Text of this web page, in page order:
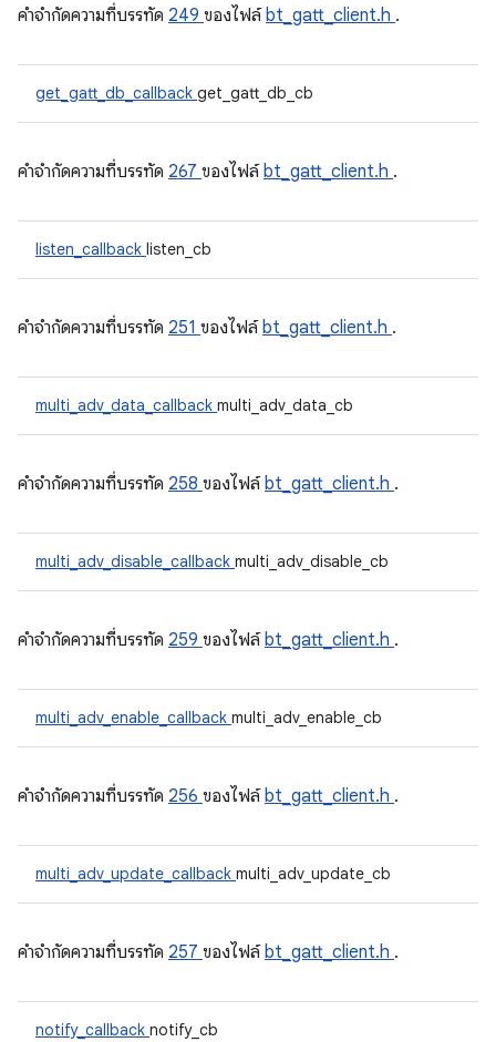
คําจํากัดความที่บรรทัด 249 ของไฟล์bt_gatt_client.h .
get_gatt_db_callback get_gatt_db_cb
คําจํากัดความที่บรรทัด 267 ของไฟล์bt_gatt_client.h .
listen_callback listen_cb
คําจํากัดความที่บรรทัด 251 ของไฟล์bt_gatt_client.h .
multi_adv_data_callback multi_adv_data_cb
คําจํากัดความที่บรรทัด 258 ของไฟล์bt_gatt_client.h .
multi_adv_disable_callback multi_adv_disable_cb
คําจํากัดความที่บรรทัด 259 ของไฟล์bt_gatt_client.h .
multi_adv_enable_callback multi_adv_enable_cb
คําจํากัดความที่บรรทัด 256 ของไฟล์bt_gatt_client.h .
multi_adv_update_callback multi_adv_update_cb
คําจํากัดความที่บรรทัด 257 ของไฟล์bt_gatt_client.h .
notify_callback notify_cb